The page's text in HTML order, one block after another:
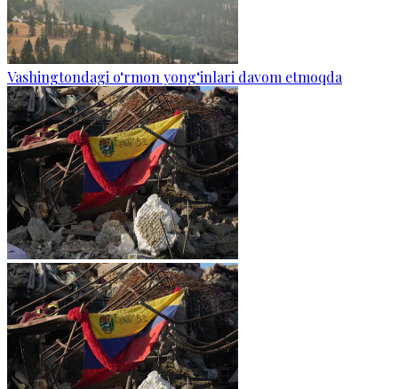
Vashingtondagi o‘rmon yong‘inlari davom etmoqda